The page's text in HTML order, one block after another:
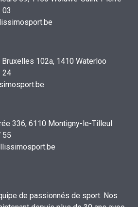
03
102a, 1410 Waterloo
24
336, 6110 Montigny-le-Tilleul
55
de passionnés de sport. Nos